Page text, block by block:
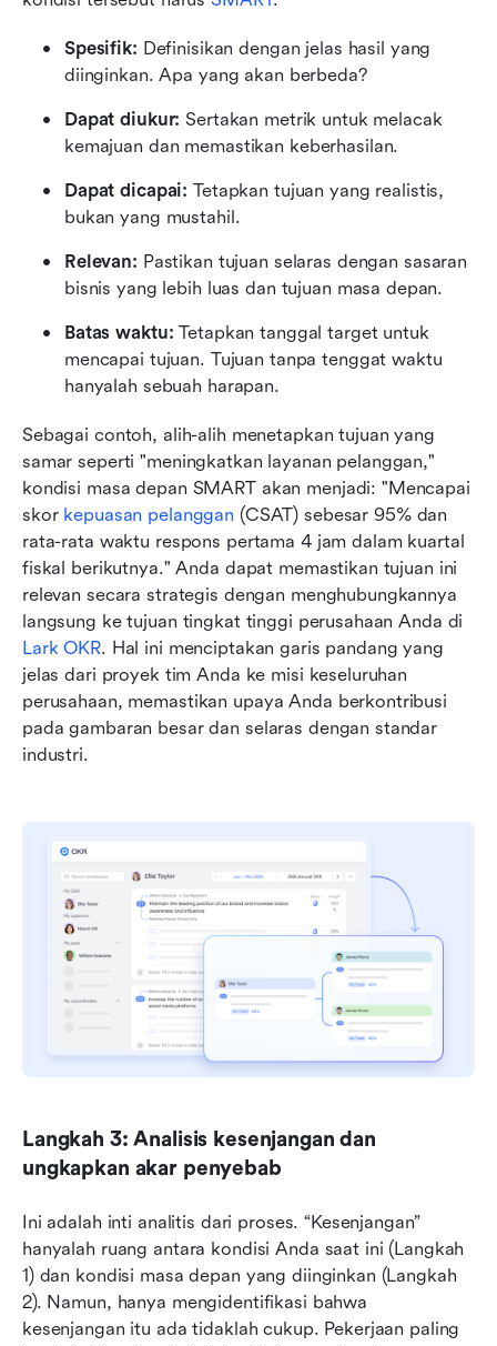
Spesifik: Definisikan dengan jelas hasil yang
diinginkan. Apa yang akan berbeda?
Dapat diukur: Sertakan metrik untuk melacak
kemajuan dan memastikan keberhasilan.
Dapat dicapai: Tetapkan tujuan yang realistis,
bukan yang mustahil.
Relevan: Pastikan tujuan selaras dengan sasaran
bisnis yang lebih luas dan tujuan masa depan.
Batas waktu: Tetapkan tanggal target untuk
mencapai tujuan. Tujuan tanpa tenggat waktu
hanyalah sebuah harapan.
Sebagai contoh, alih-alih menetapkan tujuan yang
samar seperti "meningkatkan layanan pelanggan,"
kondisi masa depan SMART akan menjadi: "Mencapai
skor kepuasan pelanggan (CSAT) sebesar 95% dan
rata-rata waktu respons pertama 4 jam dalam kuartal
fiskal berikutnya." Anda dapat memastikan tujuan ini
relevan secara strategis dengan menghubungkannya
Lark OKR. Hal ini menciptakan garis pandang yang
jelas dari proyek tim Anda ke misi keseluruhan
perusahaan, memastikan upaya Anda berkontribusi
pada gambaran besar dan selaras dengan standar
industri.
Langkah 3: Analisis kesenjangan dan
ungkapkan akar penyebab
Ini adalah inti analitis dari proses. “Kesenjangan”
hanyalah ruang antara kondisi Anda saat ini (Langkah
1) dan kondisi masa depan yang diinginkan (Langkah
2). Namun, hanya mengidentifikasi bahwa
kesenjangan itu ada tidaklah cukup. Pekerjaan paling